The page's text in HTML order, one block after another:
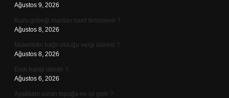
Ağustos 9, 2026
Kuzu göbeği mantarı nasıl temizlenir ?
Ağustos 8, 2026
Mükellefin bağlı olduğu vergi dairesi ?
Ağustos 8, 2026
Erok hangi ildedir ?
Ağustos 6, 2026
Ayakkabı vuran topuğa ne iyi gelir ?